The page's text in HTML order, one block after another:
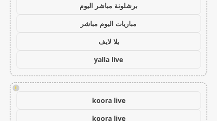
برشلونة مباشر اليوم
مباريات اليوم مباشر
يلا لايف
yalla live
!
koora live
koora live